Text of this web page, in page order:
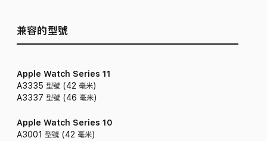
兼容的型號
Apple Watch Series 11
A3335 型號 (42 毫米)
A3337 型號 (46 毫米)
Apple Watch Series 10
A3001 型號 (42 毫米)